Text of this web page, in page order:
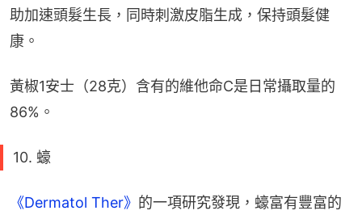
助加速頭髮生長，同時刺激皮脂生成，保持頭髮健
康。
黃椒1安士（28克）含有的維他命C是日常攝取量的
86%。
10. 蠔
《Dermatol Ther》 的一項研究發現，蠔富有豐富的